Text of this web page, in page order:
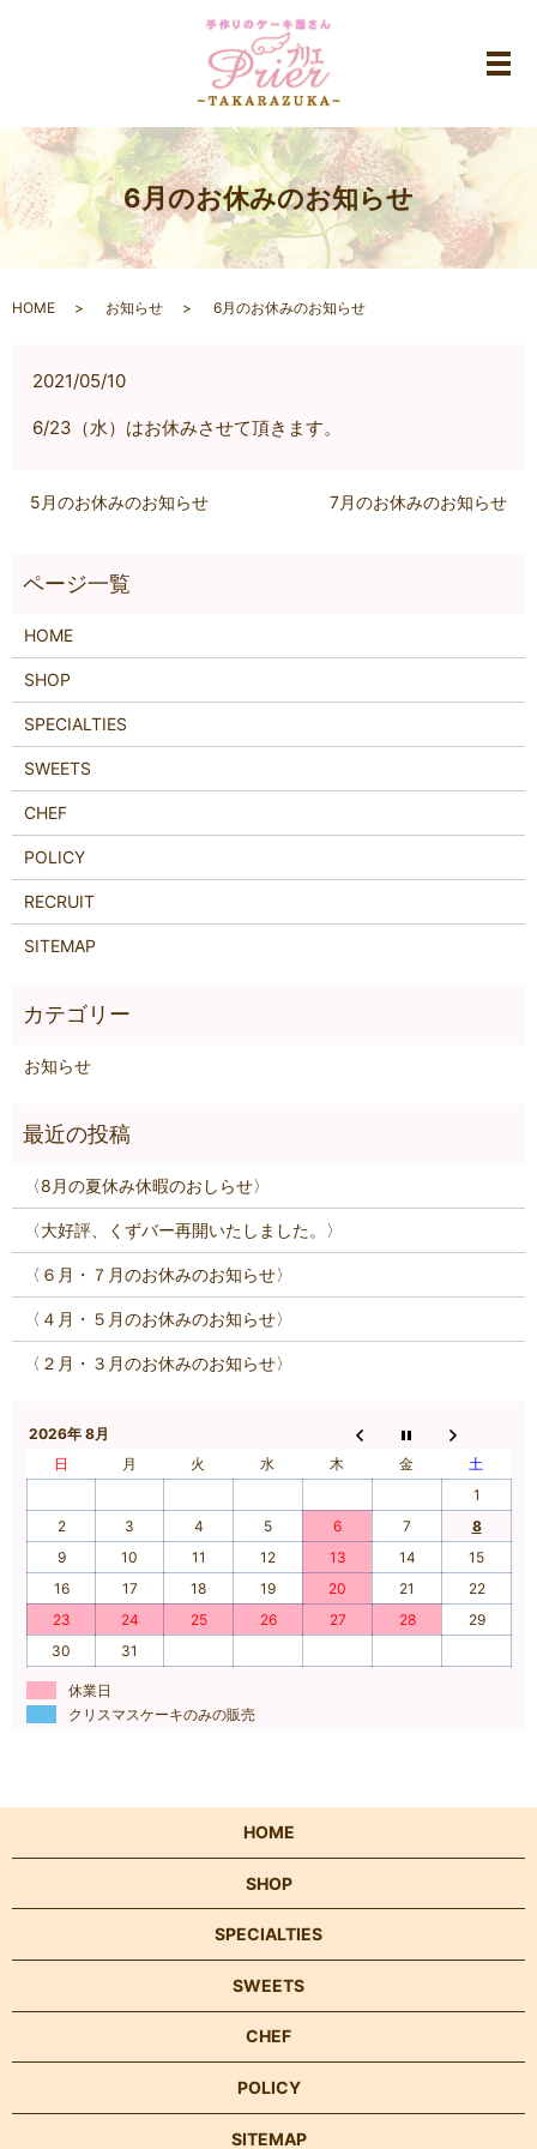
メ
6月のお休みのお知らせ
HOME お知らせ 6月のお休みのお知らせ
2021/05/10
6/23（水）はお休みさせて頂きます。
5月のお休みのお知らせ 7月のお休みのお知らせ
HOME
SHOP
SPECIALTIES
SWEETS
CHEF
POLICY
RECRUIT
SITEMAP
お知らせ
〈8月の夏休み休暇のおしらせ〉
〈大好評、くずバー再開いたしました。〉
〈６月・７月のお休みのお知らせ〉
〈４月・５月のお休みのお知らせ〉
〈２月・３月のお休みのお知らせ〉
2026年 8月
日
月 火 水 木 金
土
1
2
3 4 5 6 7
8
9
10 11 12 13 14
15
16
17 18 19 20 21
22
23
24 25 26 27 28
29
30
31
休業日
クリスマスケーキのみの販売
HOME
SHOP
SPECIALTIES
SWEETS
CHEF
POLICY
SITEMAP